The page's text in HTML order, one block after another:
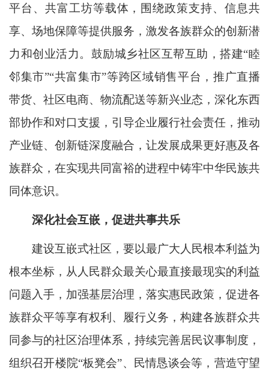
平台、共富工坊等载体，围绕政策支持、信息共
享、场地保障等提供服务，激发各族群众的创新潜
力和创业活力。鼓励城乡社区互帮互助，搭建“睦
邻集市”“共富集市”等跨区域销售平台，推广直播
带货、社区电商、物流配送等新兴业态，深化东西
部协作和对口支援，引导企业履行社会责任，推动
产业链、创新链深度融合，让发展成果更好惠及各
族群众，在实现共同富裕的进程中铸牢中华民族共
同体意识。
深化社会互嵌，促进共事共乐
建设互嵌式社区，要以最广大人民根本利益为
根本坐标，从人民群众最关心最直接最现实的利益
问题入手，加强基层治理，落实惠民政策，促进各
族群众平等享有权利、履行义务，构建各族群众共
同参与的社区治理体系，持续完善居民议事制度，
组织召开楼院“板凳会”、民情恳谈会等，营造守望